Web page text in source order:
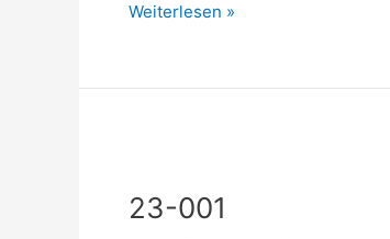
Weiterlesen »
23-001